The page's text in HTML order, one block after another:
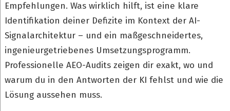
Empfehlungen. Was wirklich hilft, ist eine klare
Identifikation deiner Defizite im Kontext der AI-
Signalarchitektur – und ein maßgeschneidertes,
ingenieurgetriebenes Umsetzungsprogramm.
Professionelle AEO-Audits zeigen dir exakt, wo und
warum du in den Antworten der KI fehlst und wie die
Lösung aussehen muss.